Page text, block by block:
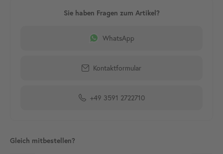
WhatsApp
Kontaktformular
+49 3591 2722710
Gleich mitbestellen?